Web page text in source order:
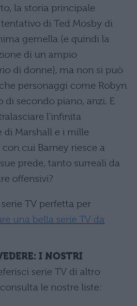
la storia principale
di Ted Mosby di
gemella (e quindi la
di un ampio
di donne), ma non si può
personaggi come Robyn
di secondo piano, anzi. E
l'infinita
di Marshall e i mille
cui Barney riesce a
prede, tanto surreali da
offensivi?
TV perfetta per
una bella serie TV da
I NOSTRI
serie TV di altro
le nostre liste: